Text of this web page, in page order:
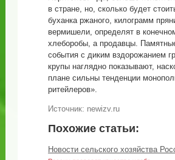
в стране, но, сколько будет
буханка ржаного, килограмм
вермишели, определят в
хлеборобы, а продавцы.
события с диким вздорожанием
крупы наглядно показывают,
плане сильны тенденции
ритейлеров».
Источник: newizv.ru
Похожие статьи:
Новости сельского хозяйства